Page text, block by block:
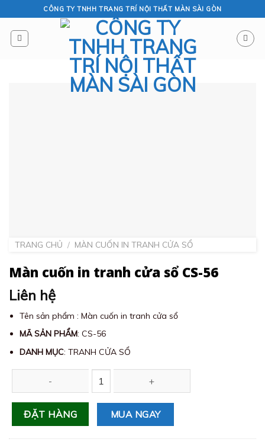
to
content
CÔNG TY TNHH TRANG TRÍ NỘI THẤT MÀN SÀI GÒN
TRANG CHỦ / MÀN CUỐN IN TRANH CỬA SỔ
Màn cuốn in tranh cửa sổ CS-56
Liên hệ
Tên sản phẩm : Màn cuốn in tranh cửa sổ
MÃ SẢN PHẨM: CS-56
DANH MỤC: TRANH CỬA SỔ
ĐẶT HÀNG MUA NGAY